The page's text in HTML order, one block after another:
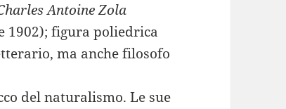
Antoine Zola
1902); figura poliedrica
ma anche filosofo
del naturalismo. Le sue